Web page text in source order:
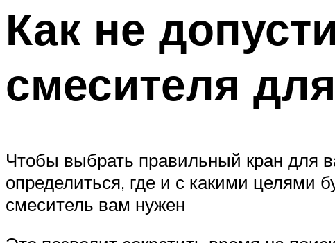
Как не
смесителя
Чтобы выбрать правильный кран для
определиться, где и с какими целями
смеситель вам нужен